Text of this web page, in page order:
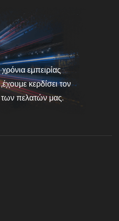
εμπειρίας
κερδίσει τον
των πελατών μας.